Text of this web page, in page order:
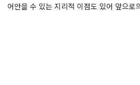
어안을 수 있는 지리적 이점도 있어 앞으로